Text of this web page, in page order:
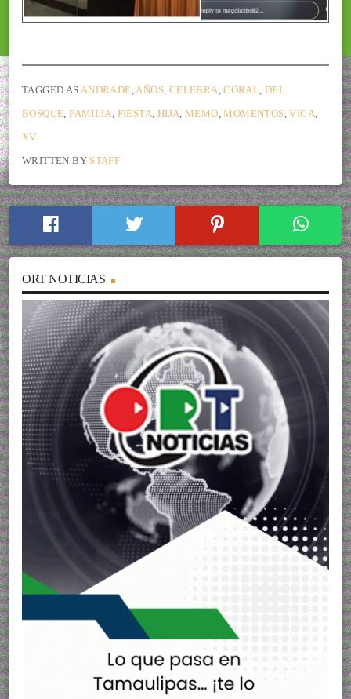
TAGGED AS ANDRADE AÑOS, CELEBRA ,CORAL ,DEL
BOSQUE ,FAMILIA FIESTA HIJA ,MEMO ,MOMENTOS ,VICA
XV.
WRITTEN BY STAFF
ORT NOTICIAS